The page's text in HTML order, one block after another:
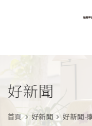
好新聞
首頁 好新聞 好新聞-